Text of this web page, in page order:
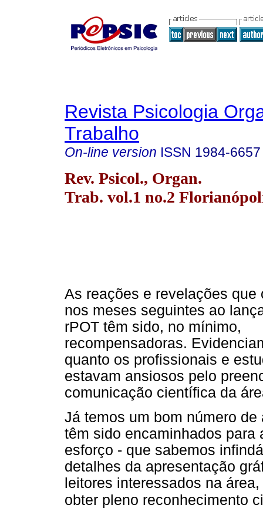
Revista Psicologia
Trabalho
On-line version ISSN 1984-6657
Rev. Psicol., Organ.
Trab. vol.1 no.2
As reações e revelações que
nos meses seguintes ao
rPOT têm sido, no mínimo,
recompensadoras.
quanto os profissionais e
estavam ansiosos pelo
comunicação científica da
Já temos um bom número
têm sido encaminhados
esforço - que sabemos
detalhes da apresentação
leitores interessados na
obter pleno reconhecimento